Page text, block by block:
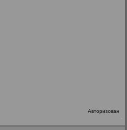
Авторизован